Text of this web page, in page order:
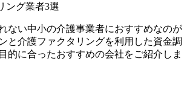
ング業者3選
ない中小の介護事業者におすすめなのが
と介護ファクタリングを利用した資金調
的に合ったおすすめの会社をご紹介しま